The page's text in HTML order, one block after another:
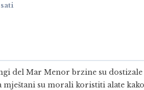
del Mar Menor brzine su
mještani su morali koristiti alate